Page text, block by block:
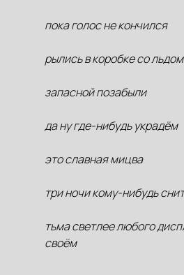
пока голос не кончился
рылись в коробке со льдом
запасной позабыли
да ну где-нибудь украдём
это славная мицва
три ночи кому-нибудь
тьма светлее любого
своём